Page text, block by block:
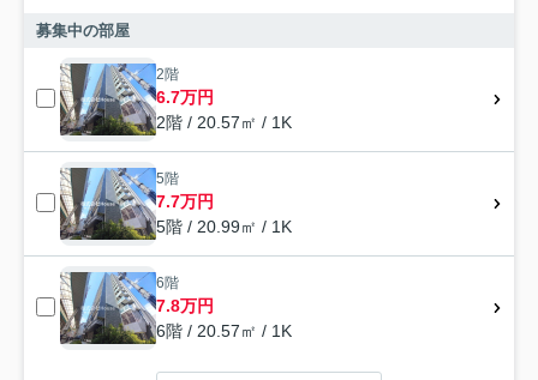
募集中の部屋
2階
6.7万円
2階 / 20.57㎡ / 1K
5階
7.7万円
5階 / 20.99㎡ / 1K
6階
7.8万円
6階 / 20.57㎡ / 1K